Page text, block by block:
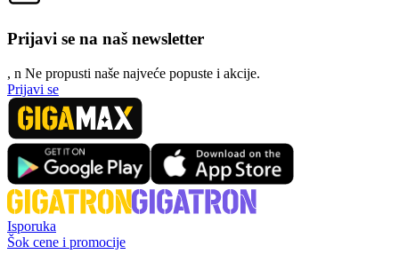
Prijavi se na naš newsletter
, n Ne propusti naše najveće popuste i akcije.
Prijavi se
Isporuka
Šok cene i promocije